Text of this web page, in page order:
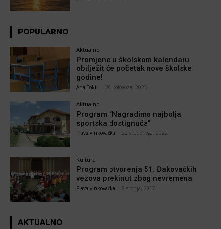
POPULARNO
Aktualno
Promjene u školskom kalendaru
obilježit će početak nove školske
godine!
Ana Tokić 20 kolovoza, 2025
Aktualno
Program “Nagradimo najbolja
sportska dostignuća”
Plava vinkovačka 22 studenoga, 2022
Kultura
Program otvorenja 51. Đakovačkih
vezova prekinut zbog nevremena
Plava vinkovačka 8 srpnja, 2017
AKTUALNO